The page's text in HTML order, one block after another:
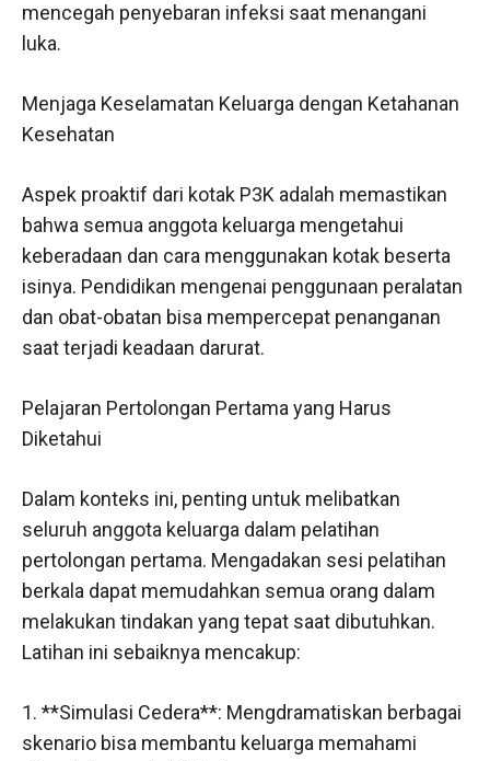
mencegah penyebaran infeksi saat menangani
luka.
Menjaga Keselamatan Keluarga dengan Ketahanan
Kesehatan
Aspek proaktif dari kotak P3K adalah memastikan
bahwa semua anggota keluarga mengetahui
keberadaan dan cara menggunakan kotak beserta
isinya. Pendidikan mengenai penggunaan peralatan
dan obat-obatan bisa mempercepat penanganan
saat terjadi keadaan darurat.
Pelajaran Pertolongan Pertama yang Harus
Diketahui
Dalam konteks ini, penting untuk melibatkan
seluruh anggota keluarga dalam pelatihan
pertolongan pertama. Mengadakan sesi pelatihan
berkala dapat memudahkan semua orang dalam
melakukan tindakan yang tepat saat dibutuhkan.
Latihan ini sebaiknya mencakup:
1. **Simulasi Cedera**: Mengdramatiskan berbagai
skenario bisa membantu keluarga memahami